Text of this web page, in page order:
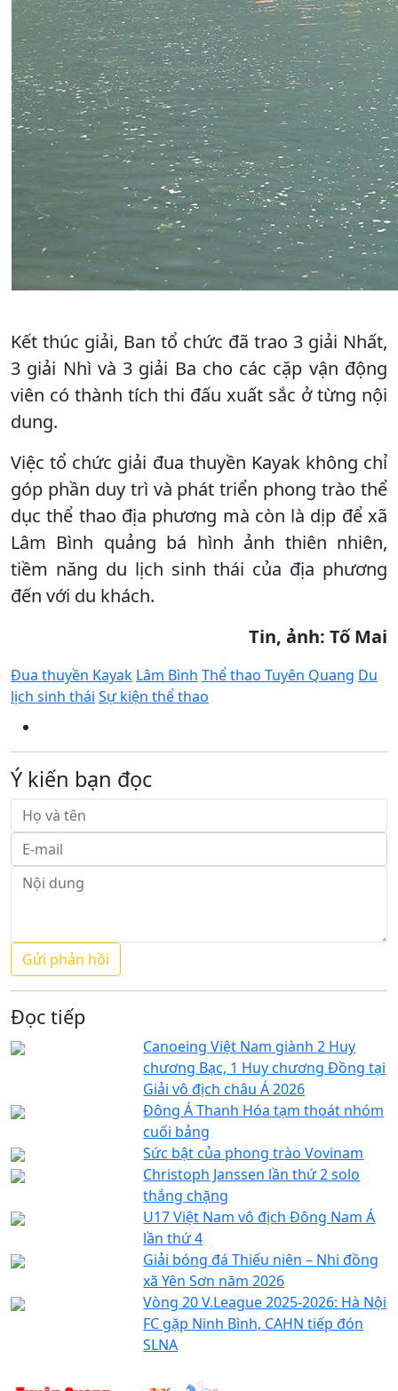
Kết thúc giải, Ban tổ chức đã trao 3 giải Nhất,
3 giải Nhì và 3 giải Ba cho các cặp vận động
viên có thành tích thi đấu xuất sắc ở từng nội
dung.
Việc tổ chức giải đua thuyền Kayak không chỉ
góp phần duy trì và phát triển phong trào thể
dục thể thao địa phương mà còn là dịp để xã
Lâm Bình quảng bá hình ảnh thiên nhiên,
tiềm năng du lịch sinh thái của địa phương
đến với du khách.
Tin, ảnh: Tố Mai
Đua thuyền Kayak Lâm Bình Thể thao Tuyên Quang Du
lịch sinh thái Sự kiện thể thao
Ý kiến bạn đọc
Đọc tiếp
Canoeing Việt Nam giành 2 Huy
chương Bạc, 1 Huy chương Đồng tại
Giải vô địch châu Á 2026
Đông Á Thanh Hóa tạm thoát nhóm
cuối bảng
Sức bật của phong trào Vovinam
Christoph Janssen lần thứ 2 solo
thắng chặng
U17 Việt Nam vô địch Đông Nam Á
lần thứ 4
Giải bóng đá Thiếu niên – Nhi đồng
xã Yên Sơn năm 2026
Vòng 20 V.League 2025-2026: Hà Nội
FC gặp Ninh Bình, CAHN tiếp đón
SLNA